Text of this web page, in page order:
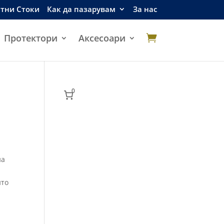
Стоки Как да пазарувам За нас
Протектори Аксесоари 
0